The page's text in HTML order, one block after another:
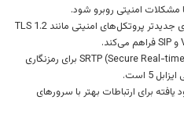
امنیتی روبرو شود.
در مقابل ایزابل 5 با پشتیبانی از نسخه‌های جدیدتر پروتکل‌های امنیتی مانند TLS 1.2
پشتیبانی بهتر از SRTP (Secure Real-time Transport Protocol) برای رمزنگاری
برای ارتباطات بهتر با سرورهای